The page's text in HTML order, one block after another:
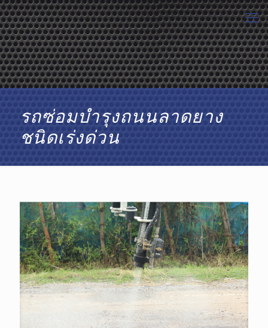
รถซ่อมบำรุงถนนลาดยาง
ชนิดเร่งด่วน